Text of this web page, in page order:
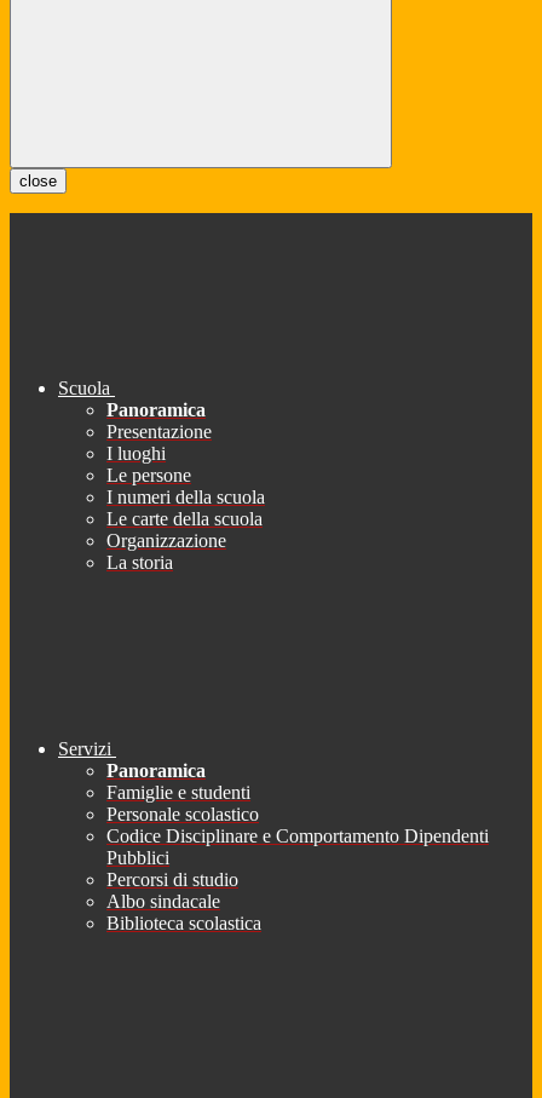
close
Scuola
Panoramica
Presentazione
I luoghi
Le persone
I numeri della scuola
Le carte della scuola
Organizzazione
La storia
Servizi
Panoramica
Famiglie e studenti
Personale scolastico
Codice Disciplinare e Comportamento Dipendenti
Pubblici
Percorsi di studio
Albo sindacale
Biblioteca scolastica